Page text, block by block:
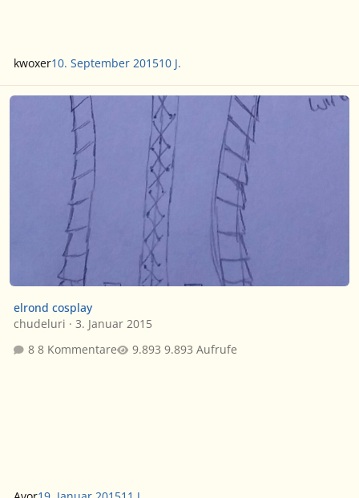
kwoxer10. September 201510 J.
elrond cosplay
elrond cosplay
chudeluri · 3. Januar 2015
8 Kommentare
9.893 Aufrufe